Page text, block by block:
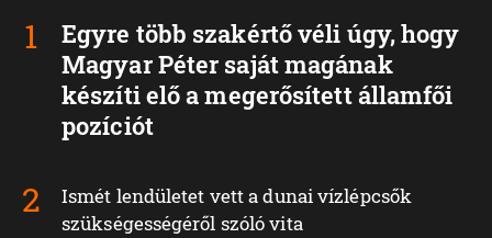
Egyre több szakértő véli úgy, hogy
Magyar Péter saját magának
készíti elő a megerősített államfői
pozíciót
Ismét lendületet vett a dunai vízlépcsők
szükségességéről szóló vita